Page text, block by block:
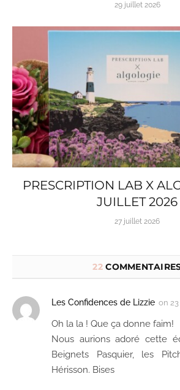
29 juillet 2026
PRESCRIPTION LAB X
JUILLET 2026
27 juillet 2026
22
Les Confidences de Lizzie on
Oh la la ! Que ça donne faim!
Nous aurions adoré cette
Beignets Pasquier, les
Hérisson. Bises